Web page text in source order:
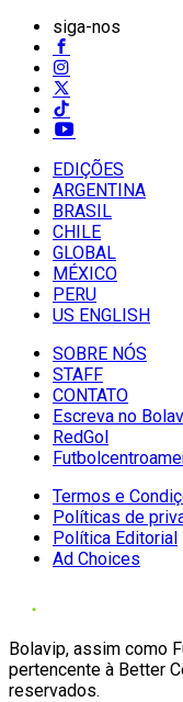
siga-nos
EDIÇÕES
ARGENTINA
BRASIL
CHILE
GLOBAL
MÉXICO
PERU
US ENGLISH
SOBRE NÓS
STAFF
CONTATO
Escreva no
RedGol
Termos e
Políticas de
Política Editorial
Ad Choices
Bolavip, assim como
pertencente à Better
reservados.